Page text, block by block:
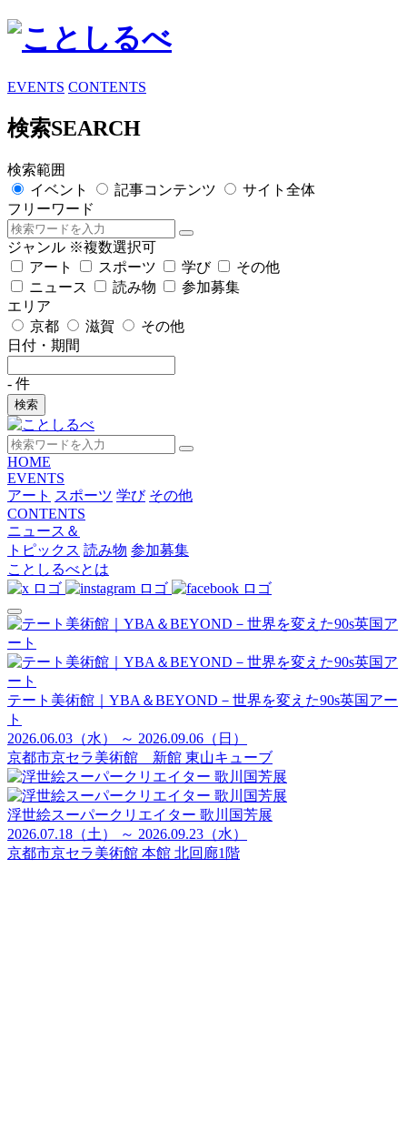
EVENTS CONTENTS
検索SEARCH
検索範囲
イベント
記事コンテンツ
サイト全体
フリーワード
ジャンル ※複数選択可
アート
スポーツ 学び
その他
ニュース
読み物
参加募集
エリア
京都
滋賀
その他
日付・期間
- 件
検索
HOME
EVENTS
アート スポーツ 学び その他
CONTENTS
ニュース＆
トピックス 読み物 参加募集
ことしるべとは
テート美術館｜YBA＆BEYOND－世界を変えた90s英国アー
ト
2026.06.03（水） ～ 2026.09.06（日）
京都市京セラ美術館 新館 東山キューブ
浮世絵スーパークリエイター 歌川国芳展
2026.07.18（土） ～ 2026.09.23（水）
京都市京セラ美術館 本館 北回廊1階